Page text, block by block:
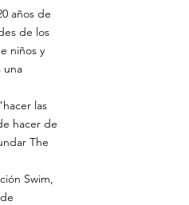
años de
de los
niños y
una
las
hacer de
The
Swim,